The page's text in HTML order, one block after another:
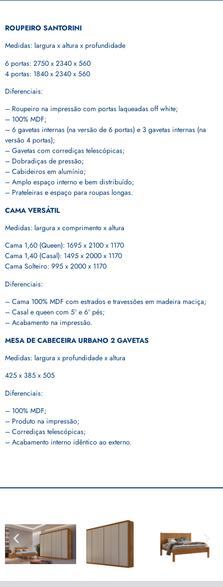
ROUPEIRO SANTORINI
Medidas: largura x altura x profundidade
6 portas: 2750 x 2340 x 560
4 portas: 1840 x 2340 x 560
Diferenciais:
– Roupeiro na impressão com portas laqueadas off white;
– 100% MDF;
– 6 gavetas internas (na versão de 6 portas) e 3 gavetas internas (na
versão 4 portas);
– Gavetas com corrediças telescópicas;
– Dobradiças de pressão;
– Cabideiros em alumínio;
– Amplo espaço interno e bem distribuído;
– Prateleiras e espaço para roupas longas.
CAMA VERSÁTIL
Medidas: largura x comprimento x altura
Cama 1,60 (Queen): 1695 x 2100 x 1170
Cama 1,40 (Casal): 1495 x 2000 x 1170
Cama Solteiro: 995 x 2000 x 1170
Diferenciais:
– Cama 100% MDF com estrados e travessões em madeira maciça;
– Casal e queen com 5º e 6º pés;
– Acabamento na impressão.
MESA DE CABECEIRA URBANO 2 GAVETAS
Medidas: largura x profundidade x altura
425 x 385 x 505
Diferenciais:
– 100% MDF;
– Produto na impressão;
– Corrediças telescópicas;
– Acabamento interno idêntico ao externo.